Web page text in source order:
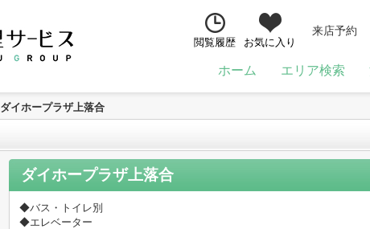
閲覧履歴 お気に入り
来店予約
ホーム エリア検索
ダイホープラザ上落合
ダイホープラザ上落合
◆バス・トイレ別
◆エレベーター